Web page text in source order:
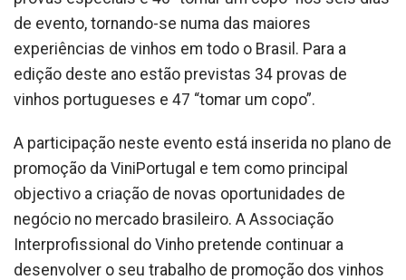
de evento, tornando-se numa das maiores
experiências de vinhos em todo o Brasil. Para a
edição deste ano estão previstas 34 provas de
vinhos portugueses e 47 “tomar um copo”.
A participação neste evento está inserida no plano de
promoção da ViniPortugal e tem como principal
objectivo a criação de novas oportunidades de
negócio no mercado brasileiro. A Associação
Interprofissional do Vinho pretende continuar a
desenvolver o seu trabalho de promoção dos vinhos